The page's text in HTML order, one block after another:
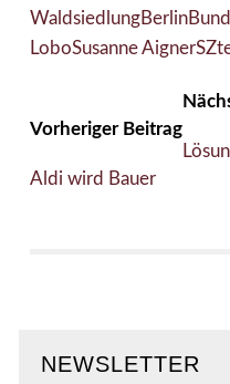
WaldsiedlungBerlin
LoboSusanne AignerSZ
Vorheriger Beitrag
Aldi wird Bauer
NEWSLETTER